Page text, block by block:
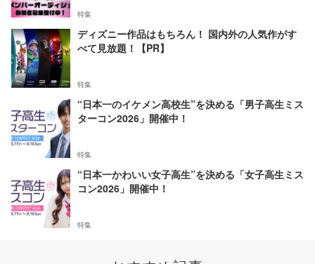
特集
ディズニー作品はもちろん！ 国内外の人気作がす
べて見放題！【PR】
特集
“日本一のイケメン高校生”を決める「男子高生ミス
ターコン2026」開催中！
特集
“日本一かわいい女子高生”を決める「女子高生ミス
コン2026」開催中！
特集